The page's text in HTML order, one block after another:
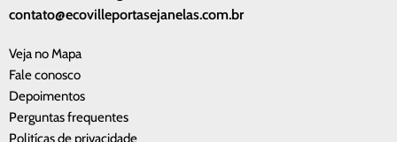
contato@ecovilleportasejanelas.com.br
Veja no Mapa
Fale conosco
Depoimentos
Perguntas frequentes
Politícas de privacidade